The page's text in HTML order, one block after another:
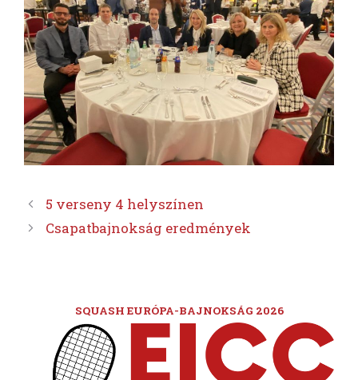
5 verseny 4 helyszínen
Csapatbajnokság eredmények
SQUASH EURÓPA-BAJNOKSÁG 2026